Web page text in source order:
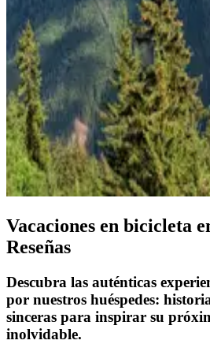
Vacaciones en bicicleta
Reseñas
Descubra las auténticas
por nuestros huéspedes:
sinceras para inspirar su
inolvidable.